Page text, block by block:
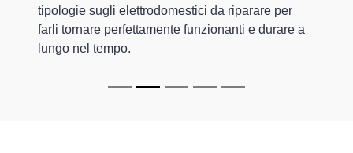
tipologie sugli elettrodomestici da riparare per
farli tornare perfettamente funzionanti e durare a
lungo nel tempo.